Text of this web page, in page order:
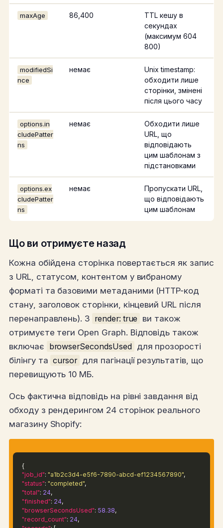
maxAge 86,400
TTL кешу в
секундах
(максимум 604
800)
modifiedSi
nce
немає
Unix timestamp:
обходити лише
сторінки, змінені
після цього часу
options.in
cludePatter
ns
немає
Обходити лише
URL, що
відповідають
цим шаблонам з
підстановками
options.ex
cludePatter
ns
немає
Пропускати URL,
що відповідають
цим шаблонам
Що ви отримуєте назад
Кожна обійдена сторінка повертається як запис
з URL, статусом, контентом у вибраному
форматі та базовими метаданими (HTTP-код
стану, заголовок сторінки, кінцевий URL після
перенаправлень). З render: true ви також
отримуєте теги Open Graph. Відповідь також
включає browserSecondsUsed для прозорості
білінгу та cursor для пагінації результатів, що
перевищують 10 МБ.
Ось фактична відповідь на рівні завдання від
обходу з рендерингом 24 сторінок реального
магазину Shopify:
{
"job_id": "a1b2c3d4-e5f6-7890-abcd-ef1234567890",
"status": "completed",
"total": 24,
"finished": 24,
"browserSecondsUsed": 58.38,
"record_count": 24,